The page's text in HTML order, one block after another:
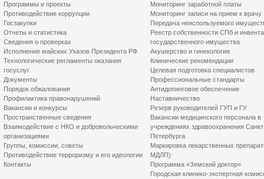
Программы и проекты
Противодействие коррупции
Госзакупки
Отчеты и статистика
Сведения о проверках
Исполнение майских Указов Президента РФ
Технологические регламенты оказания
госуслуг
Документы
Порядок обжалования
Профилактика правонарушений
Вакансии и конкурсы
Пространственные сведения
Взаимодействие с НКО и добровольческими
организациями
Группы, комиссии, советы
Противодействие терроризму и его идеологии
Контакты
Мониторинг заработной платы
Мониторинг записи на прием к врачу
Передача неиспользуемого
Реестр собственности СПб и
государственного имущества
Акушерство и гинекология
Клинические рекомендации
Целевая подготовка специалистов
Профессиональные стандарты
Антидопинговое обеспечение
Наставничество
Резерв руководителей ГУП и ГУ
Вакансии медицинского персонала в
учреждениях здравоохранения
Петербурга
Маркировка лекарственных
МДЛП)
Программа «Земский доктор»
Городская клинико-экспертная